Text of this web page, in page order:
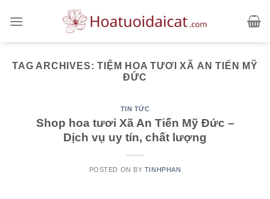
TAG ARCHIVES:TIỆM HOA TƯƠI XÃ AN TIẾN MỸ
ĐỨC
TIN TỨC
Shop hoa tươi Xã An Tiến Mỹ Đức –
Dịch vụ uy tín, chất lượng
POSTED ON BY TINHPHAN